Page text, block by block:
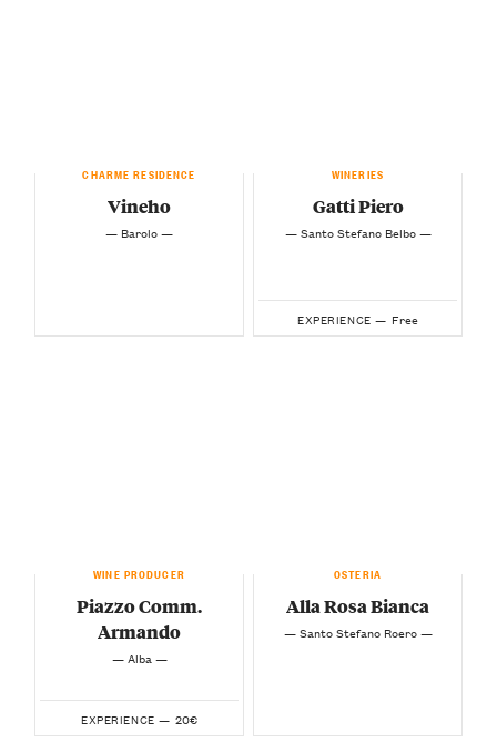
CHARME RESIDENCE
Vineho
— Barolo —
WINERIES
Gatti Piero
— Santo Stefano Belbo —
EXPERIENCE — Free
WINE PRODUCER
Piazzo Comm.
Armando
— Alba —
EXPERIENCE — 20€
OSTERIA
Alla Rosa Bianca
— Santo Stefano Roero —